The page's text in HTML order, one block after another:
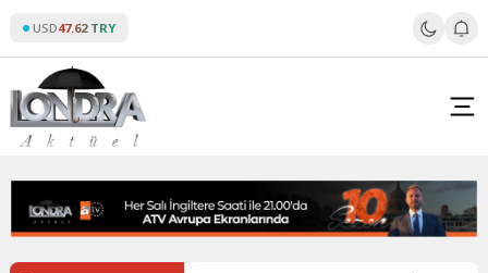
content
USD47.62 TRY